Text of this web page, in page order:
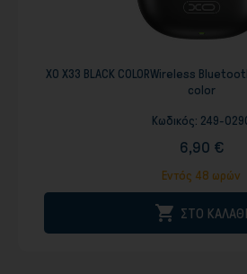
XO X33 BLACK COLORWireless
color
Κωδικός: 249-
6,90 €
Εντός 48 ωρών
 ΣΤΟ ΚΑΛΑΘΙ